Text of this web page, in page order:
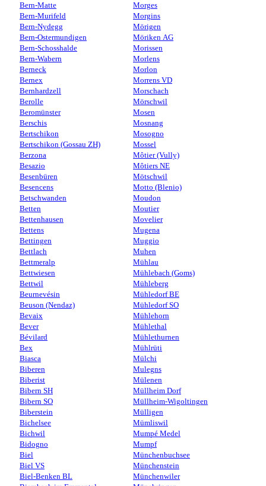
Bern-Matte
Bern-Murifeld
Bern-Nydegg
Bern-Ostermundigen
Bern-Schosshalde
Bern-Wabern
Berneck
Bernex
Bernhardzell
Berolle
Beromünster
Berschis
Bertschikon
Bertschikon (Gossau ZH)
Berzona
Besazio
Besenbüren
Besencens
Betschwanden
Betten
Bettenhausen
Bettens
Bettingen
Bettlach
Bettmeralp
Bettwiesen
Bettwil
Beurnevésin
Beuson (Nendaz)
Bevaix
Bever
Bévilard
Bex
Biasca
Biberen
Biberist
Bibern SH
Bibern SO
Biberstein
Bichelsee
Bichwil
Bidogno
Biel
Biel VS
Biel-Benken BL
Morges
Morgins
Mörigen
Möriken AG
Morissen
Morlens
Morlon
Morrens VD
Morschach
Mörschwil
Mosen
Mosnang
Mosogno
Mossel
Môtier (Vully)
Môtiers NE
Mötschwil
Motto (Blenio)
Moudon
Moutier
Movelier
Mugena
Muggio
Muhen
Mühlau
Mühlebach (Goms)
Mühleberg
Mühledorf BE
Mühledorf SO
Mühlehorn
Mühlethal
Mühlethurnen
Mühlrüti
Mülchi
Mulegns
Mülenen
Müllheim Dorf
Müllheim-Wigoltingen
Mülligen
Mümliswil
Mumpé Medel
Mumpf
Münchenbuchsee
Münchenstein
Münchenwiler